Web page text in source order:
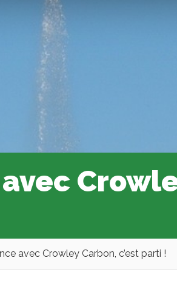
avec Crowley Carbon, c’est parti !